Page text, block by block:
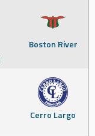
Boston River
Cerro Largo